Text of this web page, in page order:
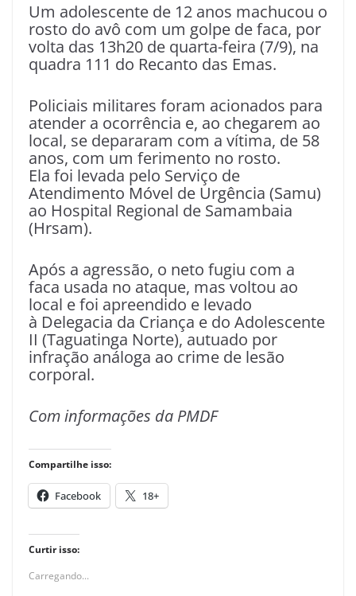
Um adolescente de 12 anos machucou o
rosto do avô com um golpe de faca, por
volta das 13h20 de quarta-feira (7/9), na
quadra 111 do Recanto das Emas.
Policiais militares foram acionados para
atender a ocorrência e, ao chegarem ao
local, se depararam com a vítima, de 58
anos, com um ferimento no rosto.
Ela foi levada pelo Serviço de
Atendimento Móvel de Urgência (Samu)
ao Hospital Regional de Samambaia
(Hrsam).
Após a agressão, o neto fugiu com a
faca usada no ataque, mas voltou ao
local e foi apreendido e levado
à Delegacia da Criança e do Adolescente
II (Taguatinga Norte), autuado por
infração análoga ao crime de lesão
corporal.
Com informações da PMDF
Compartilhe isso:
Facebook 18+
Curtir isso:
Carregando...